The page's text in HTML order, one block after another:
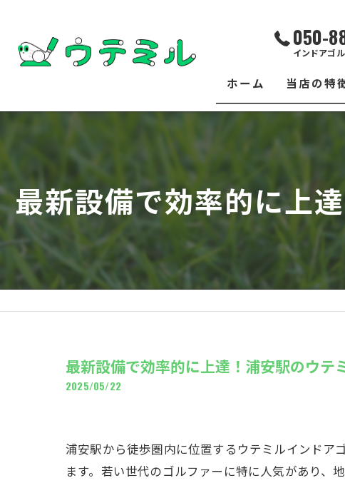
050-
インドアゴ
ホーム 当店の特
練習場
フィッティ
最新設備で効率的に上
最新設備で効率的に上達！浦安駅のウテ
2025/05/22
浦安駅から徒歩圏内に位置するウテミルインドア
ます。若い世代のゴルファーに特に人気があり、